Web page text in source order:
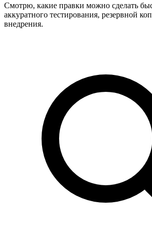
Смотрю, какие правки можно сделать
аккуратного тестирования, резервной
внедрения.